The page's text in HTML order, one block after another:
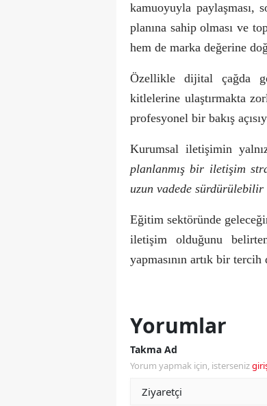
kamuoyuyla paylaşması,
planına sahip olması ve
hem de marka değerine
Özellikle dijital çağda
kitlelerine ulaştırmakta
profesyonel bir bakış
Kurumsal iletişimin
planlanmış bir iletişim
uzun vadede
Eğitim sektöründe
iletişim olduğunu
yapmasının artık bir
Yorumlar
Takma Ad
Yorum yapmak için, isterseniz